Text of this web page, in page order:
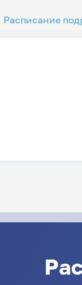
Расписание